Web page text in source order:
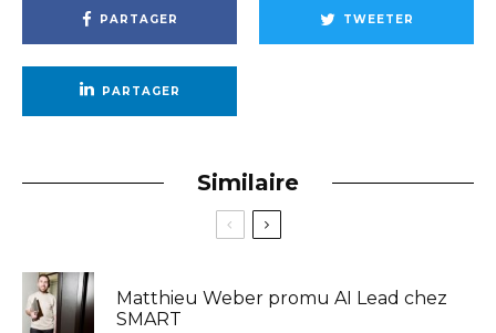
PARTAGER TWEETER
PARTAGER
Similaire
Matthieu Weber promu AI Lead chez
SMART